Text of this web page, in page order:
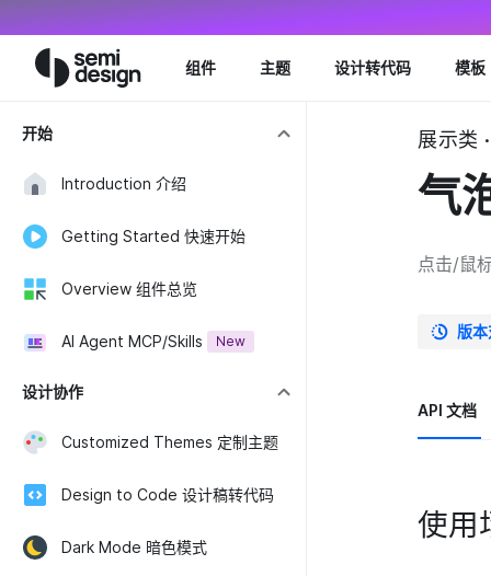
组件 主题 设计转代码 模板
开始
Introduction 介绍
Getting Started 快速开始
Overview 组件总览
AI Agent MCP/Skills New
设计协作
Customized Themes 定制主题
Design to Code 设计稿转代码
Dark Mode 暗色模式
展示类
气
点击/鼠
版
API 文档
使用